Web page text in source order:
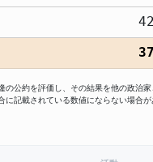
約を評価し、その結果を他の政治家
記載されている数値にならない場合が